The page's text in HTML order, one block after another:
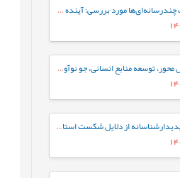
تحول در محتوای صنعت چندرسانه‌ای‌ها مورد بررسی: آینده‌ ژانر برنامه‌های تلویزیون ایران در افق 1410
رابطه بین رهبری دانش محور، توسعه منابع انسانی، جو نوآوری و رفتار کاری خلاقانه با مزیت رقابتی پایدار با نقش میانجی نواوری سازمانی
از ایده تا افول: تحلیل پدیدارشناسانه از دلایل شکست استارت‌آپ‌های ایرانی